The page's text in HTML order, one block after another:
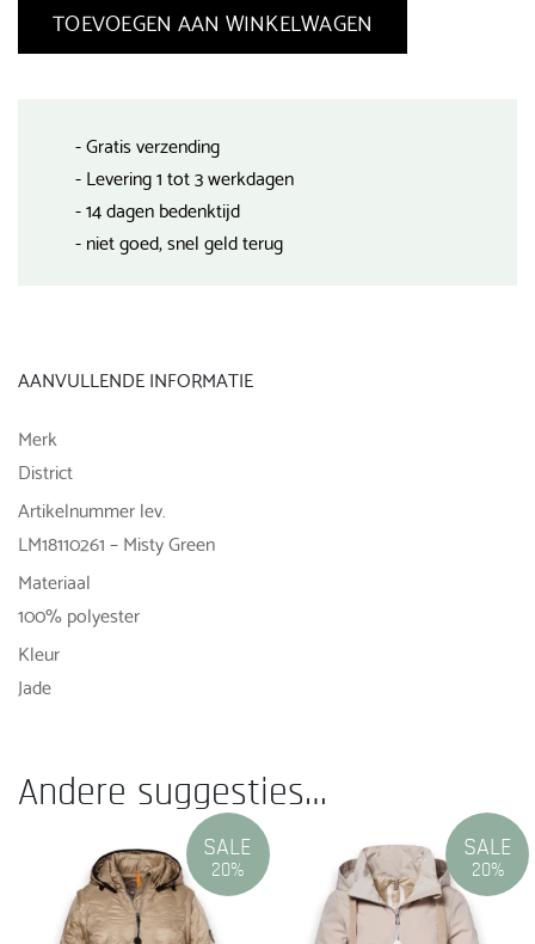
TOEVOEGEN AAN WINKELWAGEN
- Gratis verzending
- Levering 1 tot 3 werkdagen
- 14 dagen bedenktijd
- niet goed, snel geld terug
AANVULLENDE INFORMATIE
Merk
District
Artikelnummer lev.
LM18110261 – Misty Green
Materiaal
100% polyester
Kleur
Jade
Andere suggesties…
SALE
20%
SALE
20%